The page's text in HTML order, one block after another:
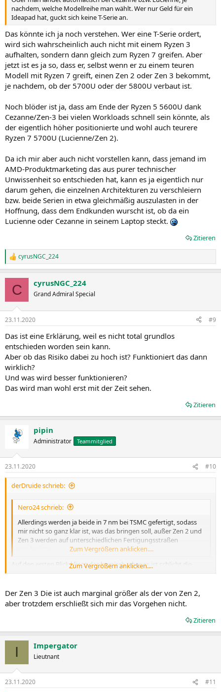
nachdem, welche Modellreihe man wählt. Wer nur Geld für ein
Ideapad hat, guckt sich keine T-Serie an.
Das könnte ich ja noch verstehen. Wer eine T-Serie ordert,
wird sich wahrscheinlich auch nicht mit einem Ryzen 3
aufhalten, sondern dann gleich zum Ryzen 7 greifen. Aber
jetzt ist es ja so, dass er, selbst wenn er zu einem teuren
Modell mit Ryzen 7 greift, einen Zen 2 oder Zen 3 bekommt,
je nachdem, ob der 5700U oder der 5800U verbaut ist.
Noch blöder ist ja, dass am Ende der Ryzen 5 5600U dank
Cezanne/Zen-3 bei vielen Workloads schnell sein könnte, als
der eigentlich höher positionierte und wohl auch teurere
Ryzen 7 5700U (Lucienne/Zen 2).
Da ich mir aber auch nicht vorstellen kann, dass jemand im
AMD-Produktmarketing das aus purer technischer
Unwissenheit so entschieden hat, kann es ja eigentlich nur
darum gehen, die einzelnen Architekturen zu verschleiern
bzw. beide Serien in etwa gleichmäßig auszulasten in der
Hoffnung, dass dem Endkunden wurscht ist, ob da ein
Lucienne oder Cezanne in seinem Laptop steckt.
Zitieren
R
e
e
:
cyrusNGC_224
C cyrusNGC_224
Grand Admiral Special
23.11.2020 #9
Das ist eine Erklärung, weil es nicht total grundlos
entschieden worden sein kann.
Aber ob das Risiko dabei zu hoch ist? Funktioniert das dann
wirklich?
Und was wird besser funktionieren?
Das wird man wohl erst mit der Zeit sehen.
Zitieren
pipin
Administrator Teammitglied
23.11.2020 #10
derDruide schrieb:
Nero24 schrieb:
Allerdings werden ja beide in 7 nm bei TSMC gefertigt, sodass
mir nicht so ganz klar ist, was das bringen soll, außer Zen 2 und
Zen 3 werden auf unterschiedlichen Fertigungsstraßen
Zum Vergrößern anklicken....
Auf den ersten Blick klingt das komisch, aber es ist schlicht die
einzige Erklärung dafür, ZEN2 weiter laufen zu lassen.
nicht machen. Im Notebook-Sektor brauchen sie jedes Argument,
um die behäbigen (oder bestechlichen) OEMs zu überzeugen.
Zum Vergrößern anklicken....
Der Zen 3 Die ist auch marginal größer als der von Zen 2,
aber trotzdem erschließt sich mir das Vorgehen nicht.
Zitieren
I Impergator
Lieutnant
23.11.2020 #11